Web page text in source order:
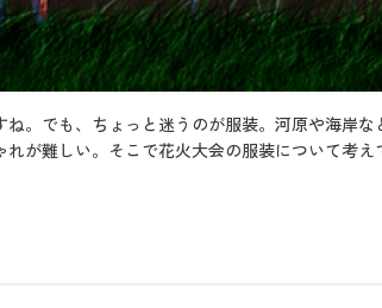
。でも、ちょっと迷うのが服装。河原や海岸な
が難しい。そこで花火大会の服装について考え